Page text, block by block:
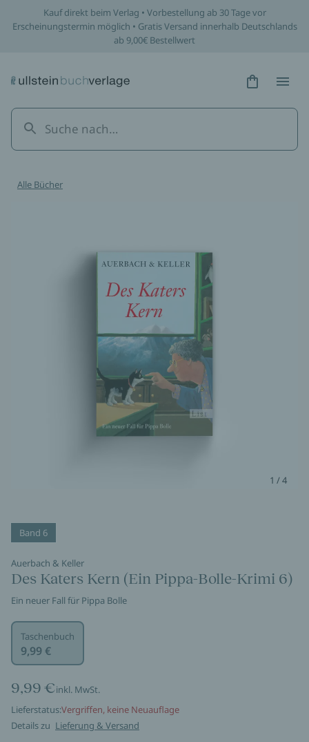
Kauf direkt beim Verlag • Vorbestellung ab 30 Tage vor
Erscheinungstermin möglich • Gratis Versand innerhalb Deutschlands
ab 9,00€ Bestellwert
Hidden
Alle Bücher
1 / 4
Band 6
Auerbach & Keller
Des Katers Kern (Ein Pippa-Bolle-Krimi 6)
Ein neuer Fall für Pippa Bolle
Taschenbuch
9,99 €
9,99 €inkl. MwSt.
Lieferstatus:Vergriffen, keine Neuauflage
Details zu Lieferung & Versand